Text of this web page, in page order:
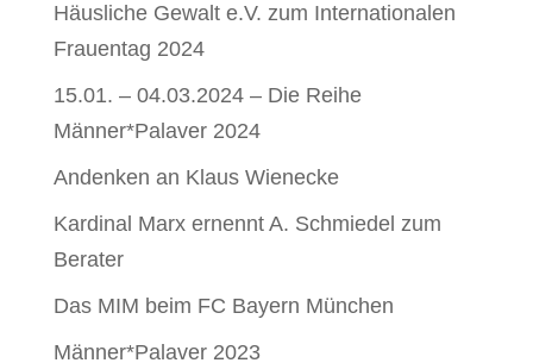
Häusliche Gewalt e.V. zum Internationalen
Frauentag 2024
15.01. – 04.03.2024 – Die Reihe
Männer*Palaver 2024
Andenken an Klaus Wienecke
Kardinal Marx ernennt A. Schmiedel zum
Berater
Das MIM beim FC Bayern München
Männer*Palaver 2023